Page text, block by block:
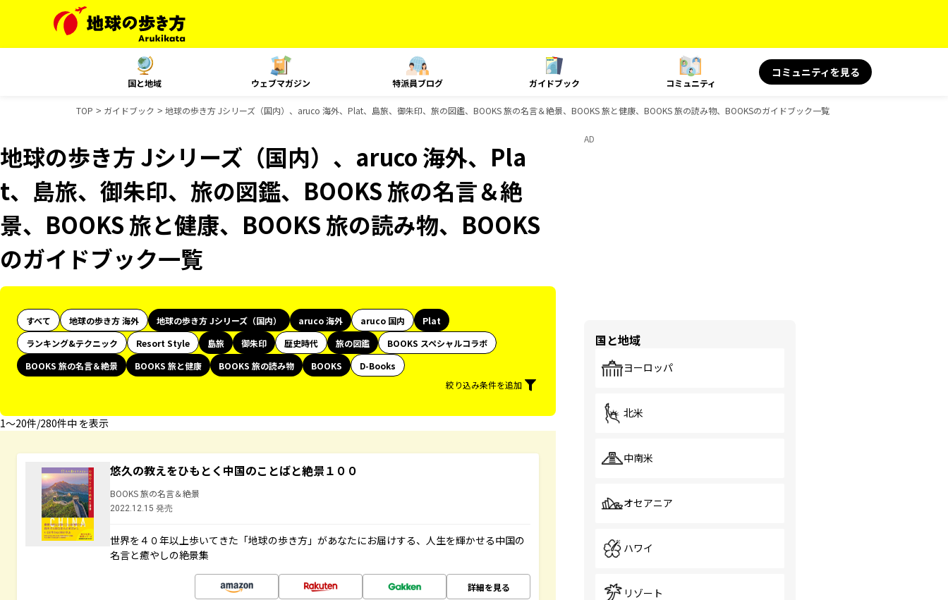
国と地域 ウェブマガジン 特派員ブログ ガイドブック コミュニティ
コミュニティを見る
TOP ガイドブック 地球の歩き方 Jシリーズ（国内）、aruco 海外、Plat、島旅、御朱印、旅の図鑑、BOOKS 旅の名言＆絶景、BOOKS 旅と健康、BOOKS 旅の読み物、BOOKSのガイドブック一覧
地球の歩き方 Jシリーズ（国内）、aruco 海外、Pla
t、島旅、御朱印、旅の図鑑、BOOKS 旅の名言＆絶
景、BOOKS 旅と健康、BOOKS 旅の読み物、BOOKS
のガイドブック一覧
すべて 地球の歩き方 海外 地球の歩き方 Jシリーズ（国内） aruco 海外 aruco 国内
Plat
ランキング&テクニック
Resort Style 島旅 御朱印 歴史時代 旅の図鑑
BOOKS スペシャルコラボ
BOOKS 旅の名言＆絶景
BOOKS 旅と健康 BOOKS 旅の読み物 BOOKS
D-Books
絞り込み条件を追加
1〜20件/280件中 を表示
悠久の教えをひもとく中国のことばと絶景１００
BOOKS 旅の名言＆絶景
2022.12.15 発売
世界を４０年以上歩いてきた「地球の歩き方」があなたにお届けする、人生を輝かせる中国の
名言と癒やしの絶景集
詳細を見る
AD
国と地域
ヨーロッパ
北米
中南米
オセアニア
ハワイ
リゾート